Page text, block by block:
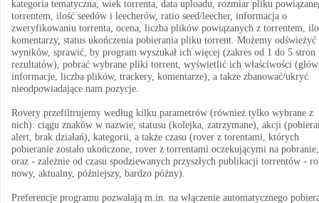
kategoria tematyczna, wiek torrenta, data uploadu, rozmiar pliku
torrentem, ilość seedów i leecherów, ratio seed/leecher, informacja o
zweryfikowaniu torrenta, ocena, liczba plików powiązanych z torrentem,
komentarzy, status ukończenia pobierania pliku torrent. Możemy odświeżyć
wyników, sprawić, by program wyszukał ich więcej (zakres od 1 do 5 stron
rezultatów), pobrać wybrane pliki torrent, wyświetlić ich właściwości
informacje, liczba plików, trackery, komentarze), a także zbanować/ukryć
nieodpowiadające nam pozycje.
Rovery przefiltrujemy według kilku parametrów (również tylko wybrane z
nich): ciągu znaków w nazwie, statusu (kolejka, zatrzymane), akcji
alert, brak działań), kategorii, a także czasu (rover z torentami, których
pobieranie zostało ukończone, rover z torrentami oczekującymi na pobranie,
oraz - zależnie od czasu spodziewanych przyszłych publikacji torrentów -
nowy, aktualny, późniejszy, bardzo późny).
Preferencje programu pozwalają m.in. na włączenie automatycznego